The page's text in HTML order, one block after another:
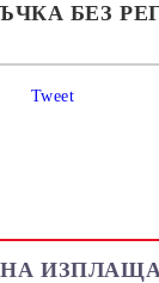
БЕЗ
с вас в рамките на
Tweet